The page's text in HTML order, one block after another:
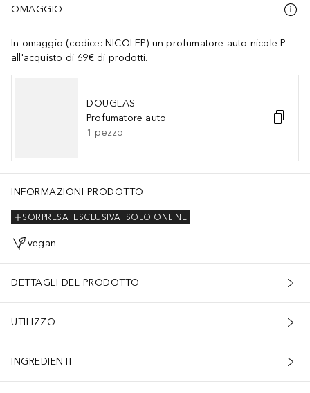
OMAGGIO
In omaggio (codice: NICOLEP) un profumatore auto nicole P
all'acquisto di 69€ di prodotti.
DOUGLAS
Profumatore auto
1 pezzo
INFORMAZIONI PRODOTTO
SOLO ONLINE
ESCLUSIVA
SORPRESA
vegan
DETTAGLI DEL PRODOTTO
UTILIZZO
INGREDIENTI